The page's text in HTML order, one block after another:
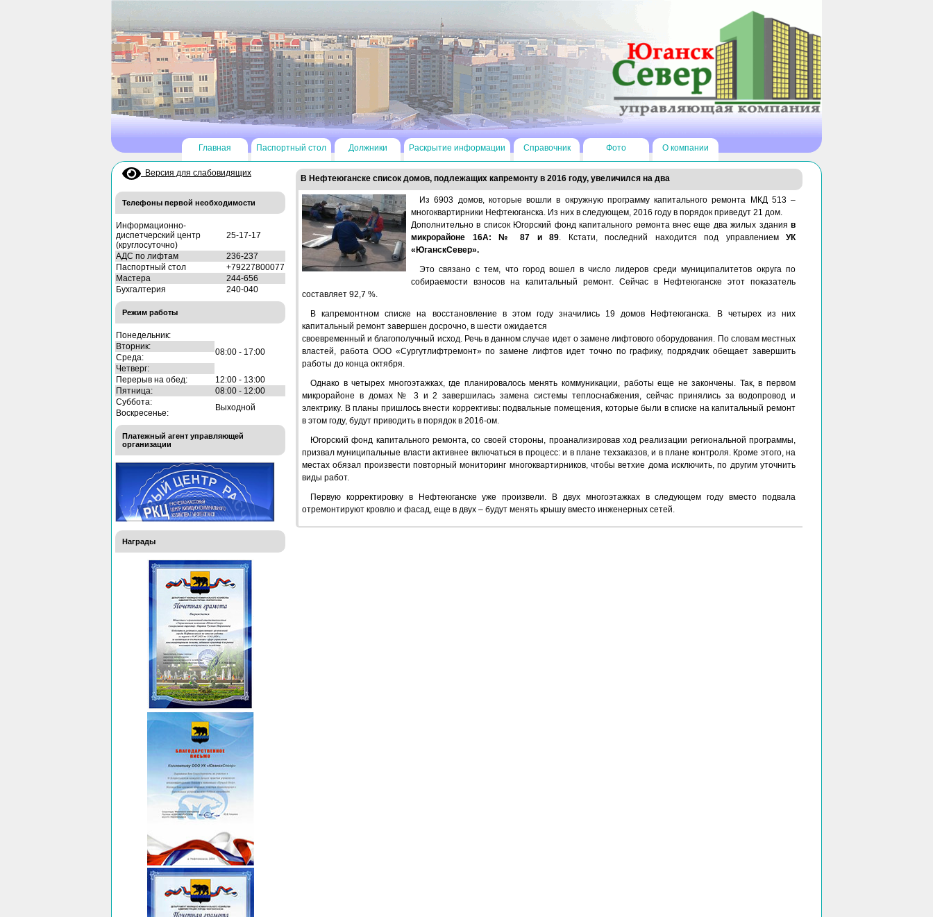
Главная Паспортный стол Должники Раскрытие информации Справочник Фото О компании
Версия для слабовидящих
Телефоны первой необходимости
Информационно-
диспетчерский центр
(круглосуточно)
25-17-17
АДС по лифтам
236-237
Паспортный стол
+79227800077
Мастера
244-656
Бухгалтерия
240-040
Режим работы
Понедельник:
08:00 - 17:00
Вторник:
Среда:
Четверг:
Перерыв на обед:
12:00 - 13:00
Пятница:
08:00 - 12:00
Суббота:
Выходной
Воскресенье:
Платежный агент управляющей
организации
Награды
В Нефтеюганске список домов, подлежащих капремонту в 2016 году, увеличился на два
Из 6903 домов, которые вошли в окружную программу капитального ремонта МКД 513 –
многоквартирники Нефтеюганска. Из них в следующем, 2016 году в порядок приведут 21 дом.
Дополнительно в список Югорский фонд капитального ремонта внес еще два жилых здания в
микрорайоне 16А: № 87 и 89. Кстати, последний находится под управлением УК
«ЮганскСевер».
Это связано с тем, что город вошел в число лидеров среди муниципалитетов округа по
собираемости взносов на капитальный ремонт. Сейчас в Нефтеюганске этот показатель
составляет 92,7 %.
В капремонтном списке на восстановление в этом году значились 19 домов Нефтеюганска. В четырех из них
капитальный ремонт завершен досрочно, в шести ожидается
своевременный и благополучный исход. Речь в данном случае идет о замене лифтового оборудования. По словам местных
властей, работа ООО «Сургутлифтремонт» по замене лифтов идет точно по графику, подрядчик обещает завершить
работы до конца октября.
Однако в четырех многоэтажках, где планировалось менять коммуникации, работы еще не закончены. Так, в первом
микрорайоне в домах № 3 и 2 завершилась замена системы теплоснабжения, сейчас принялись за водопровод и
электрику. В планы пришлось внести коррективы: подвальные помещения, которые были в списке на капитальный ремонт
в этом году, будут приводить в порядок в 2016-о­м.
Югорский фонд капитального ремонта, со своей стороны, проанализировав ход реализации региональной программы,
призвал муниципальные власти активнее включаться в процесс: и в плане техзаказов, и в плане контроля. Кроме этого, на
местах обязал произвести повторный мониторинг многоквартирников, чтобы ветхие дома исключить, по другим уточнить
виды работ.
Первую корректировку в Нефтеюганске уже произвели. В двух многоэтажках в следующем году вместо подвала
отремонтируют кровлю и фасад, еще в двух – будут менять крышу вместо инженерных сетей.